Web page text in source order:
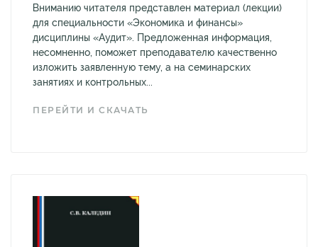
Вниманию читателя представлен материал (лекции)
для специальности «Экономика и финансы»
дисциплины «Аудит». Предложенная информация,
несомненно, поможет преподавателю качественно
изложить заявленную тему, а на семинарских
занятиях и контрольных...
ПЕРЕЙТИ И СКАЧАТЬ